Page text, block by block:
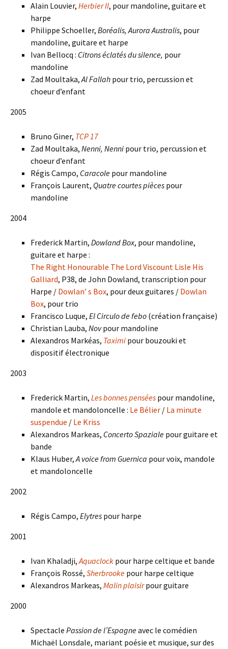
Alain Louvier, Herbier II, pour mandoline, guitare et
harpe
Philippe Schoeller, Boréalis, Aurora Australis, pour
mandoline, guitare et harpe
Ivan Bellocq : Citrons éclatés du silence, pour
mandoline
Zad Moultaka,Al Fallah pour trio, percussion et
choeur d’enfant
2005
Bruno Giner, TCP 17
Zad Moultaka, Nenni, Nenni pour trio, percussion et
choeur d’enfant
Régis Campo, Caracole pour mandoline
François Laurent, Quatre courtes pièces pour
mandoline
2004
Frederick Martin, Dowland Box, pour mandoline,
guitare et harpe :
The Right Honourable The Lord Viscount Lisle His
Galliard, P38, de John Dowland, transcription pour
Harpe / Dowlan’ s Box, pour deux guitares / Dowlan
Box, pour trio
Francisco Luque, El Circulo de febo (création française)
Christian Lauba, Novpour mandoline
Alexandros Markéas, Taximi pour bouzouki et
dispositif électronique
2003
Frederick Martin, Les bonnes pensées pour mandoline,
mandole et mandoloncelle : Le Bélier / La minute
suspendue / Le Kriss
Alexandros Markeas, Concerto Spaziale pour guitare et
bande
Klaus Huber,A voice from Guernica pour voix, mandole
et mandoloncelle
2002
Régis Campo, Elytres pour harpe
2001
Ivan Khaladji,Aquaclock pour harpe celtique et bande
François Rossé, Sherbrooke pour harpe celtique
Alexandros Markeas, Malin plaisirpour guitare
2000
Spectacle Passion de l’Espagneavec le comédien
Michaël Lonsdale, mariant poésie et musique, sur des